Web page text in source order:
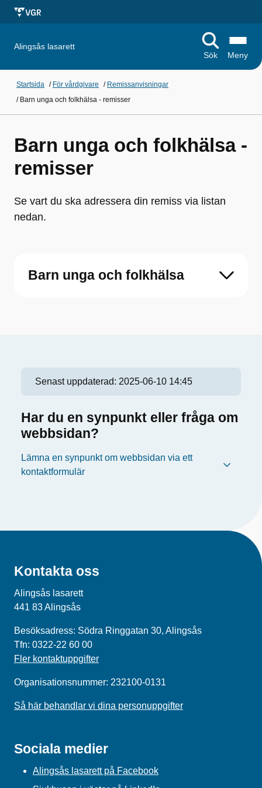
Alingsås lasarett
Sök
Meny
Startsida / För vårdgivare / Remissanvisningar
/ Barn unga och folkhälsa - remisser
Barn unga och folkhälsa -
remisser
Se vart du ska adressera din remiss via listan
nedan.
Barn unga och folkhälsa
Senast uppdaterad: 2025-06-10 14:45
Har du en synpunkt eller fråga om
webbsidan?
Lämna en synpunkt om webbsidan via ett
kontaktformulär
Kontakta oss
Alingsås lasarett
441 83 Alingsås
Besöksadress: Södra Ringgatan 30, Alingsås
Tfn: 0322-22 60 00
Fler kontaktuppgifter
Organisationsnummer: 232100-0131
Så här behandlar vi dina personuppgifter
Sociala medier
Alingsås lasarett på Facebook